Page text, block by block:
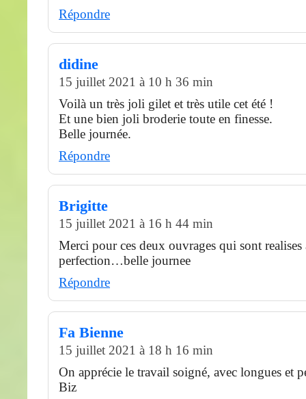
Répondre
didine
15 juillet 2021 à 10 h 36 min
Voilà un très joli gilet et très utile cet été !
Et une bien joli broderie toute en finesse.
Belle journée.
Répondre
Brigitte
15 juillet 2021 à 16 h 44 min
Merci pour ces deux ouvrages qui sont realises
perfection…belle journee
Répondre
Fa Bienne
15 juillet 2021 à 18 h 16 min
On apprécie le travail soigné, avec longues et
Biz